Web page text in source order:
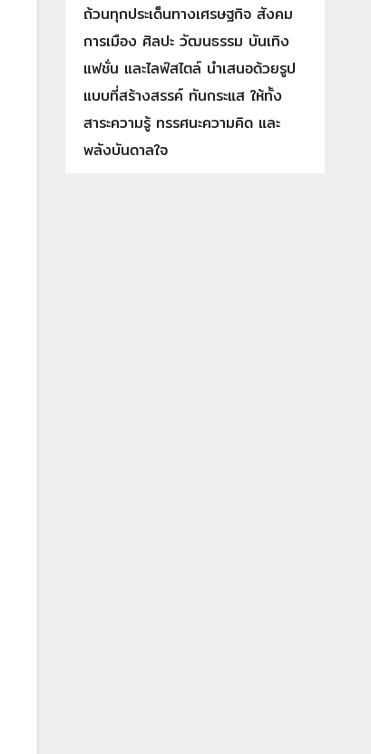
ถ้วนทุกประเด็นทางเศรษฐกิจ สังคม
การเมือง ศิลปะ วัฒนธรรม บันเทิง
แฟชั่น และไลฟ์สไตล์ นำเสนอด้วยรูป
แบบที่สร้างสรรค์ ทันกระแส ให้ทั้ง
สาระความรู้ ทรรศนะความคิด และ
พลังบันดาลใจ